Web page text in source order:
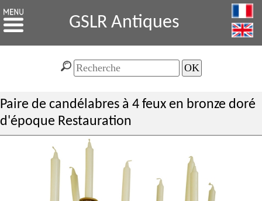
GSLR Antiques
Paire de candélabres à 4 feux en bronze doré
d'époque Restauration